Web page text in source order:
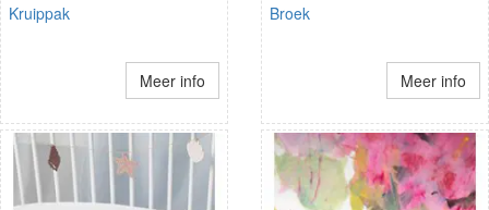
Kruippak
Meer info
Broek
Meer info